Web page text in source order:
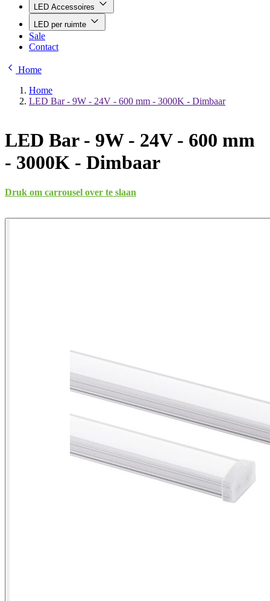
LED Accessoires
LED per ruimte
Sale
Contact
Home
Home
LED Bar - 9W - 24V - 600 mm - 3000K - Dimbaar
LED Bar - 9W - 24V - 600 mm
- 3000K - Dimbaar
Druk om carrousel over te slaan